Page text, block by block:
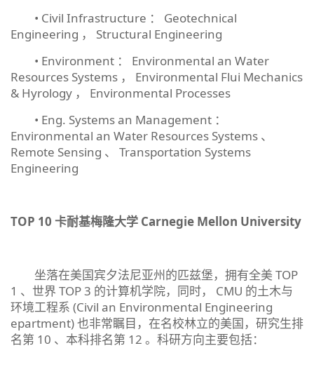
• Civil Infrastructure ： Geotechnical
Engineering ， Structural Engineering
• Environment ： Environmental an Water
Resources Systems ， Environmental Flui Mechanics
& Hyrology ， Environmental Processes
• Eng. Systems an Management ：
Environmental an Water Resources Systems 、
Remote Sensing 、 Transportation Systems
Engineering
TOP 10 卡耐基梅隆大学 Carnegie Mellon University
坐落在美国宾夕法尼亚州的匹兹堡，拥有全美 TOP
1 、世界 TOP 3 的计算机学院，同时， CMU 的土木与
环境工程系 (Civil an Environmental Engineering
epartment) 也非常瞩目，在名校林立的美国，研究生排
名第 10 、本科排名第 12 。科研方向主要包括：